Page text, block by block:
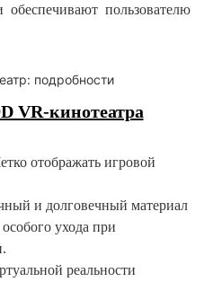
пользователю
VR-кинотеатра
отображать игровой
и долговечный материал
ухода при
реальности